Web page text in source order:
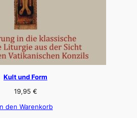
Kult und Form
19,95 €
den Warenkorb